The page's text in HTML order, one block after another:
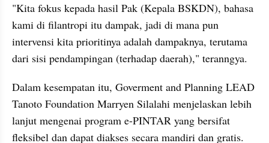
"Kita fokus kepada hasil Pak (Kepala BSKDN), bahasa
kami di filantropi itu dampak, jadi di mana pun
intervensi kita prioritinya adalah dampaknya, terutama
dari sisi pendampingan (terhadap daerah)," teranngya.
Dalam kesempatan itu, Goverment and Planning LEAD
Tanoto Foundation Marryen Silalahi menjelaskan lebih
lanjut mengenai program e-PINTAR yang bersifat
fleksibel dan dapat diakses secara mandiri dan gratis.